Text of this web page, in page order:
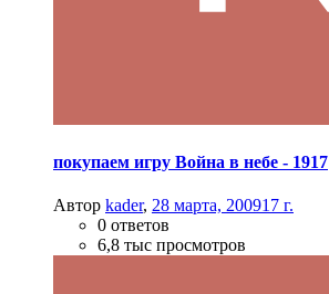
покупаем игру Война в небе - 1917
Автор kader, 28 марта, 200917 г.
0 ответов
6,8 тыс просмотров